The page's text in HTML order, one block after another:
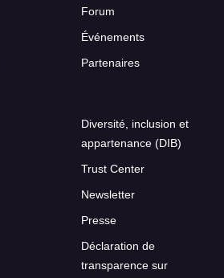
Forum
Événements
Partenaires
Diversité, inclusion et
appartenance (DIB)
Trust Center
Newsletter
Presse
Déclaration de
transparence sur